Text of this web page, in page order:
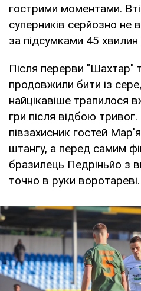
гострими моментами.
суперників серйозно не
за підсумками 45 хвилин
Після перерви "Шахтар"
продовжили бити із
найцікавіше трапилося
гри після відбою
півзахисник гостей
штангу, а перед самим
бразилець Педріньйо з
точно в руки воротареві.